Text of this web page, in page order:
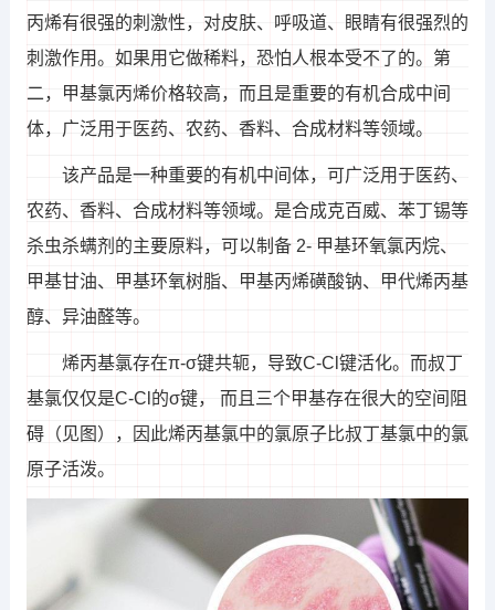
丙烯有很强的刺激性，对皮肤、呼吸道、眼睛有很强烈的
刺激作用。如果用它做稀料，恐怕人根本受不了的。第
二，甲基氯丙烯价格较高，而且是重要的有机合成中间
体，广泛用于医药、农药、香料、合成材料等领域。
该产品是一种重要的有机中间体，可广泛用于医药、
农药、香料、合成材料等领域。是合成克百威、苯丁锡等
杀虫杀螨剂的主要原料，可以制备 2- 甲基环氧氯丙烷、
甲基甘油、甲基环氧树脂、甲基丙烯磺酸钠、甲代烯丙基
醇、异油醛等。
烯丙基氯存在π-σ键共轭，导致C-Cl键活化。而叔丁
基氯仅仅是C-Cl的σ键， 而且三个甲基存在很大的空间阻
碍（见图），因此烯丙基氯中的氯原子比叔丁基氯中的氯
原子活泼。